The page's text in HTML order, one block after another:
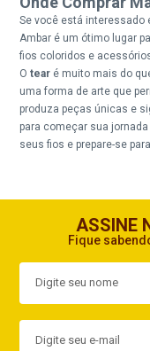
Se você está interessado
Ambar é um ótimo lugar
fios coloridos e
Otear é muito mais do
uma forma de arte que
produza peças únicas e
para começar sua
seus fios e prepare-se
ASSINE
Fique